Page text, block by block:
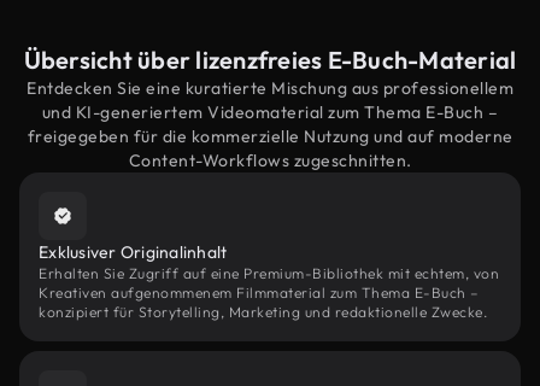
Übersicht über lizenzfreies E-Buch-Material
Entdecken Sie eine kuratierte Mischung aus professionellem
und KI-generiertem Videomaterial zum Thema E-Buch –
freigegeben für die kommerzielle Nutzung und auf moderne
Content-Workflows zugeschnitten.
Exklusiver Originalinhalt
Erhalten Sie Zugriff auf eine Premium-Bibliothek mit echtem, von
Kreativen aufgenommenem Filmmaterial zum Thema E-Buch –
konzipiert für Storytelling, Marketing und redaktionelle Zwecke.